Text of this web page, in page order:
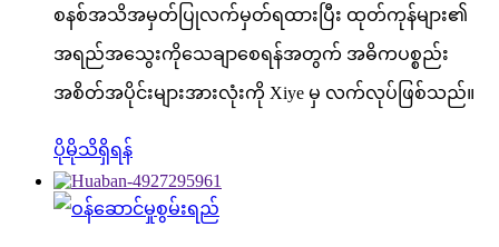
စနစ်အသိအမှတ်ပြုလက်မှတ်ရထားပြီး ထုတ်ကုန်များ၏
အရည်အသွေးကိုသေချာစေရန်အတွက် အဓိကပစ္စည်း
အစိတ်အပိုင်းများအားလုံးကို Xiye မှ လက်လုပ်ဖြစ်သည်။
ပိုမိုသိရှိရန်